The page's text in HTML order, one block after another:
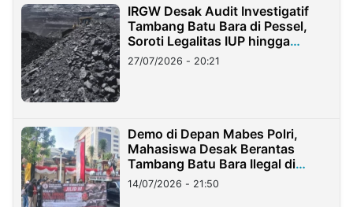
IRGW Desak Audit Investigatif
Tambang Batu Bara di Pessel,
Soroti Legalitas IUP hingga
Stockpile
27/07/2026 - 20:21
Demo di Depan Mabes Polri,
Mahasiswa Desak Berantas
Tambang Batu Bara Ilegal di
Lampung
14/07/2026 - 21:50